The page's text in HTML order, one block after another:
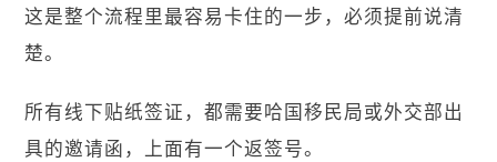
这是整个流程里最容易卡住的一步，必须提前说清
楚。
所有线下贴纸签证，都需要哈国移民局或外交部出
具的邀请函，上面有一个返签号。